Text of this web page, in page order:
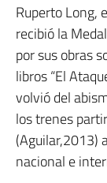
Ruperto Long,
recibió la
por sus obras
libros “El
volvió del
los trenes
(Aguilar,2013)
nacional e